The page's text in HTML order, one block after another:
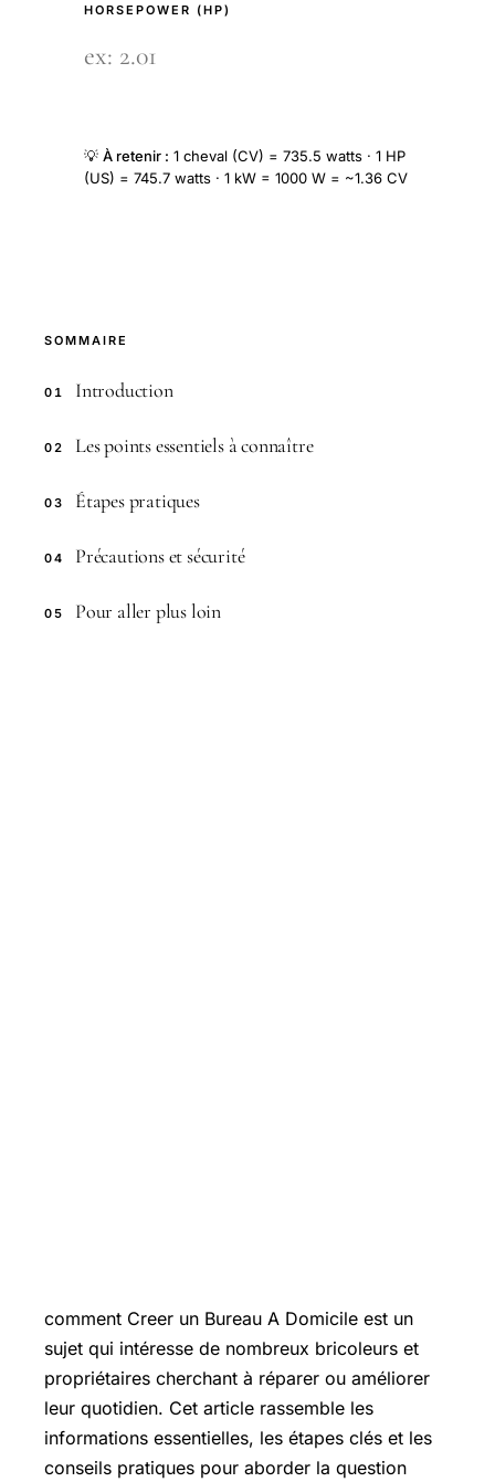
HORSEPOWER (HP)
💡 À retenir : 1 cheval (CV) = 735.5 watts · 1 HP
(US) = 745.7 watts · 1 kW = 1000 W = ~1.36 CV
SOMMAIRE
01 Introduction
02 Les points essentiels à connaître
03 Étapes pratiques
04 Précautions et sécurité
05 Pour aller plus loin
comment Creer un Bureau A Domicile est un
sujet qui intéresse de nombreux bricoleurs et
propriétaires cherchant à réparer ou améliorer
leur quotidien. Cet article rassemble les
informations essentielles, les étapes clés et les
conseils pratiques pour aborder la question